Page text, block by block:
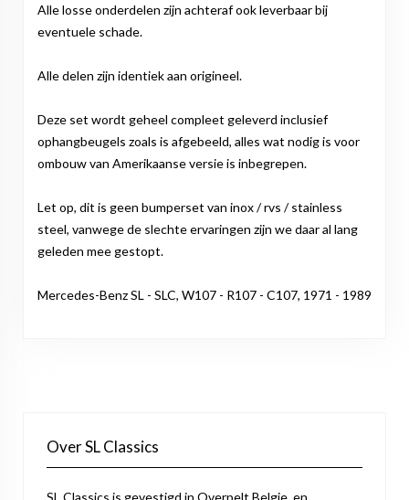
Alle losse onderdelen zijn achteraf ook leverbaar bij
eventuele schade.
Alle delen zijn identiek aan origineel.
Deze set wordt geheel compleet geleverd inclusief
ophangbeugels zoals is afgebeeld, alles wat nodig is voor
ombouw van Amerikaanse versie is inbegrepen.
Let op, dit is geen bumperset van inox / rvs / stainless
steel, vanwege de slechte ervaringen zijn we daar al lang
geleden mee gestopt.
Mercedes-Benz SL - SLC, W107 - R107 - C107, 1971 - 1989
Over SL Classics